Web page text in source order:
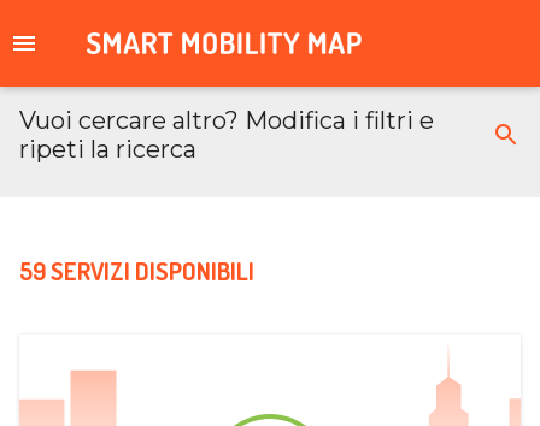
Vuoi cercare altro? Modifica i filtri e
ripeti la ricerca
59 SERVIZI DISPONIBILI